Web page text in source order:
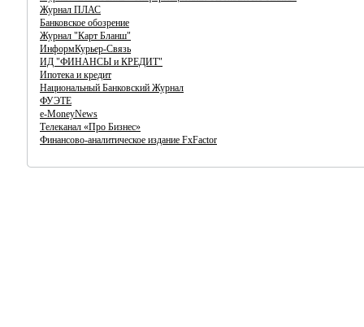
Журнал ПЛАС
Банковское обозрение
Журнал "Карт Бланш"
ИнформКурьер-Связь
ИД "ФИНАНСЫ и КРЕДИТ"
Ипотека и кредит
Национальный Банковский Журнал
ФУЭТЕ
e-MoneyNews
Телеканал «Про Бизнес»
Финансово-аналитическое издание FxFactor